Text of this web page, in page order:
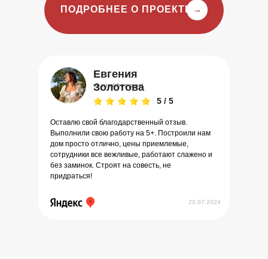
Евгения
Золотова
20.07.2024
5 / 5
Оставлю свой благодарственный отзыв.
Выполнили свою работу на 5+. Построили нам
дом просто отлично, цены приемлемые,
сотрудники все вежливые, работают слажено и
без заминок. Строят на совесть, не
придраться!
ПОДРОБНЕЕ О ПРОЕКТЕ →
vk.com/zhenyagol